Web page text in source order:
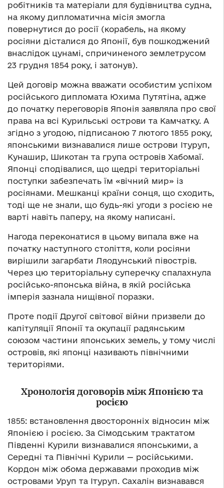
робітників та матеріали для будівництва судна,
на якому дипломатична місія змогла
повернутися до росії (корабель, на якому
росіяни дісталися до Японії, був пошкоджений
внаслідок цунамі, спричиненого землетрусом
23 грудня 1854 року, і затонув).
Цей договір можна вважати особистим успіхом
російського дипломата Юхима Путятіна, адже
до початку переговорів Японія заявляла про свої
права на всі Курильські острови та Камчатку. А
згідно з угодою, підписаною 7 лютого 1855 року,
японськими визнавалися лише острови Ітуруп,
Кунашир, Шикотан та група островів Хабомаї.
Японці сподівалися, що щедрі територіальні
поступки забезпечать їм «вічний мир» із
росіянами. Мешканці країни сонця, що сходить,
тоді ще не знали, що будь-які угоди з росією не
варті навіть паперу, на якому написані.
Нагода переконатися в цьому випала вже на
початку наступного століття, коли росіяни
вирішили загарбати Ляодунський півострів.
Через цю територіальну суперечку спалахнула
російсько-японська війна, в якій російська
імперія зазнала нищівної поразки.
Проте події Другої світової війни призвели до
капітуляції Японії та окупації радянським
союзом частини японських земель, у тому числі
островів, які японці називають північними
територіями.
Хронологія договорів між Японією та
росією
1855: встановлення двосторонніх відносин між
Японією і росією. За Сімодським трактатом
Південні Курили визнавалися японськими, а
Середні та Північні Курили — російськими.
Кордон між обома державами проходив між
островами Уруп та Ітуруп. Сахалін визнавався